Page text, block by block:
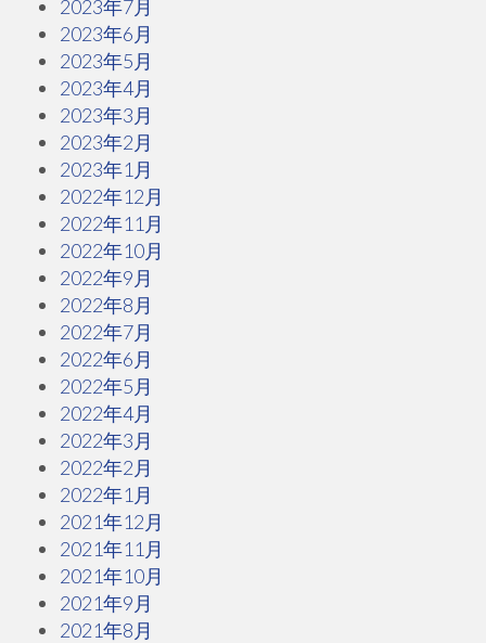
2023年7月
2023年6月
2023年5月
2023年4月
2023年3月
2023年2月
2023年1月
2022年12月
2022年11月
2022年10月
2022年9月
2022年8月
2022年7月
2022年6月
2022年5月
2022年4月
2022年3月
2022年2月
2022年1月
2021年12月
2021年11月
2021年10月
2021年9月
2021年8月